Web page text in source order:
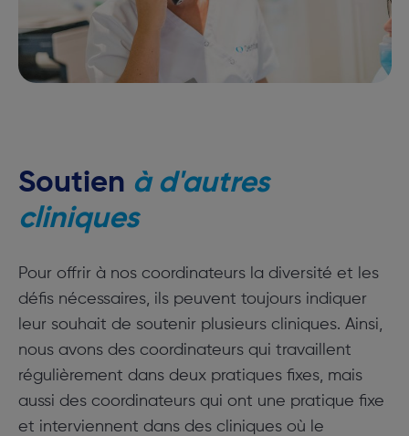
Soutien à d'autres
cliniques
Pour offrir à nos coordinateurs la diversité et les
défis nécessaires, ils peuvent toujours indiquer
leur souhait de soutenir plusieurs cliniques. Ainsi,
nous avons des coordinateurs qui travaillent
régulièrement dans deux pratiques fixes, mais
aussi des coordinateurs qui ont une pratique fixe
et interviennent dans des cliniques où le